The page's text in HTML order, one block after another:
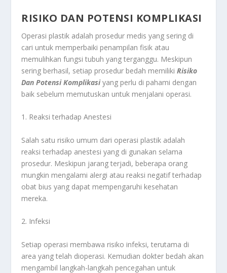
RISIKO DAN POTENSI KOMPLIKASI
Operasi plastik adalah prosedur medis yang sering di
cari untuk memperbaiki penampilan fisik atau
memulihkan fungsi tubuh yang terganggu. Meskipun
sering berhasil, setiap prosedur bedah memilikiRisiko
Dan Potensi Komplikasiyang perlu di pahami dengan
baik sebelum memutuskan untuk menjalani operasi.
1. Reaksi terhadap Anestesi
Salah satu risiko umum dari operasi plastik adalah
reaksi terhadap anestesi yang di gunakan selama
prosedur. Meskipun jarang terjadi, beberapa orang
mungkin mengalami alergi atau reaksi negatif terhadap
obat bius yang dapat mempengaruhi kesehatan
mereka.
2. Infeksi
Setiap operasi membawa risiko infeksi, terutama di
area yang telah dioperasi. Kemudian dokter bedah akan
mengambil langkah-langkah pencegahan untuk